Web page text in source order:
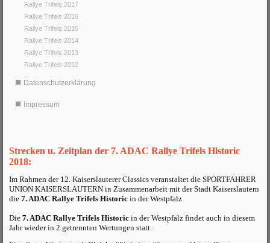
Rallye Trifels 2017
Rallye Trifels 2016
Rallye Trifels 2015
Rallye Trifels 2014
Rallye Trifels 2013
Rallye Trifels 2012
Datenschutzerklärung
Impressum
Strecken u. Zeitplan der 7. ADAC Rallye Trifels Historic
2018:
Im Rahmen der 12. Kaiserslauterer Classics veranstaltet die SPORTFAHRER
UNION KAISERSLAUTERN in Zusammenarbeit mit der Stadt Kaiserslautern
die7. ADAC Rallye Trifels Historic in der Westpfalz.
Die7. ADAC Rallye Trifels Historic in der Westpfalz findet auchin diesem
Jahrwieder in 2 getrennten Wertungen statt.